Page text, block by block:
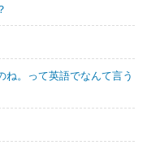
。って英語でなんて言う